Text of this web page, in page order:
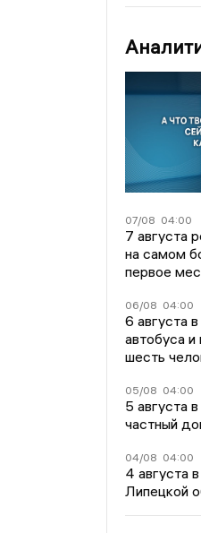
07/08 04:00
7 августа
на самом
первое
06/08 04:00
6 августа
автобуса
шесть
05/08 04:00
5 августа
частный
04/08 04:00
4 августа
Липецкой